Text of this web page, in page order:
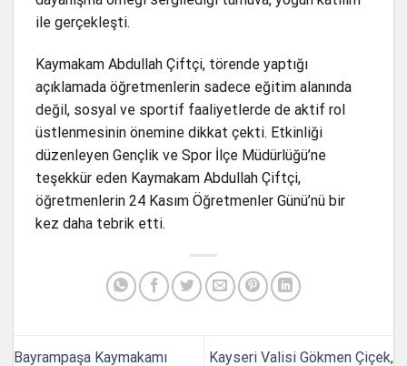
ile gerçekleşti.
Kaymakam Abdullah Çiftçi, törende yaptığı
açıklamada öğretmenlerin sadece eğitim alanında
değil, sosyal ve sportif faaliyetlerde de aktif rol
üstlenmesinin önemine dikkat çekti. Etkinliği
düzenleyen Gençlik ve Spor İlçe Müdürlüğü’ne
teşekkür eden Kaymakam Abdullah Çiftçi,
öğretmenlerin 24 Kasım Öğretmenler Günü’nü bir
kez daha tebrik etti.
Bayrampaşa Kaymakamı
Kayseri Valisi Gökmen Çiçek,